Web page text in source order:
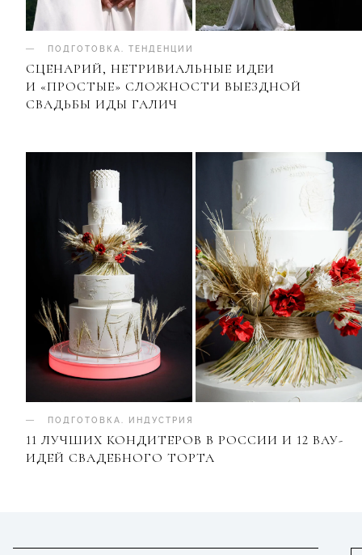
ПОДГОТОВКА. ТЕНДЕНЦИИ
СЦЕНАРИЙ, НЕТРИВИАЛЬНЫЕ ИДЕИ
И «ПРОСТЫЕ» СЛОЖНОСТИ ВЫЕЗДНОЙ
СВАДЬБЫ ИДЫ ГАЛИЧ
ПОДГОТОВКА. ИНДУСТРИЯ
11 ЛУЧШИХ КОНДИТЕРОВ В РОССИИ И 12 ВАУ-
ИДЕЙ СВАДЕБНОГО ТОРТА